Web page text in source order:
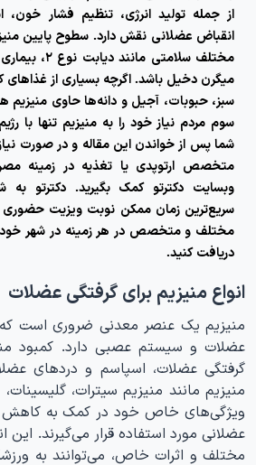
از جمله تولید انرژی، تنظیم فشار
انقباض عضلانی نقش دارد. سطوح پایین
مختلف سلامتی
میگرن دخیل باشد. اگرچه بسیاری از غذاهای
سبز، حبوبات، آجیل و دانه‌ها حاوی منیزیم
سوم مردم نیاز خود را به منیزیم تنها با
شما پس از خواندن این مقاله و در صورت
متخصص ارتوپدی یا تغذیه در زمینه
وبسایت دکترتو کمک بگیرید. دکترتو
سریع‌ترین زمان ممکن نوبت ویزیت حضوری
مختلف و متخصص در هر زمینه در شهر
دریافت کنید.
انواع منیزیم برای گرفتگی عضلات
منیزیم یک عنصر معدنی ضروری است
عضلات و سیستم عصبی دارد. کمبود
گرفتگی عضلات، اسپاسم و دردهای
منیزیم مانند منیزیم سیترات،
ویژگی‌های خاص خود در کمک به
عضلانی مورد استفاده قرار می‌گیرند. این
مختلف و اثرات خاص، می‌توانند به